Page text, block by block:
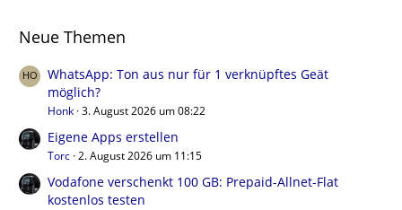
Neue Themen
WhatsApp: Ton aus nur für 1 verknüpftes Geät
möglich?
Honk 3. August 2026 um 08:22
Eigene Apps erstellen
Torc 2. August 2026 um 11:15
Vodafone verschenkt 100 GB: Prepaid-Allnet-Flat
kostenlos testen